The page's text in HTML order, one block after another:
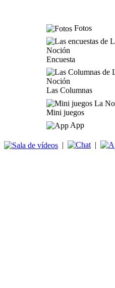
Fotos
Encuesta
Las Columnas
Mini juegos
App
| |